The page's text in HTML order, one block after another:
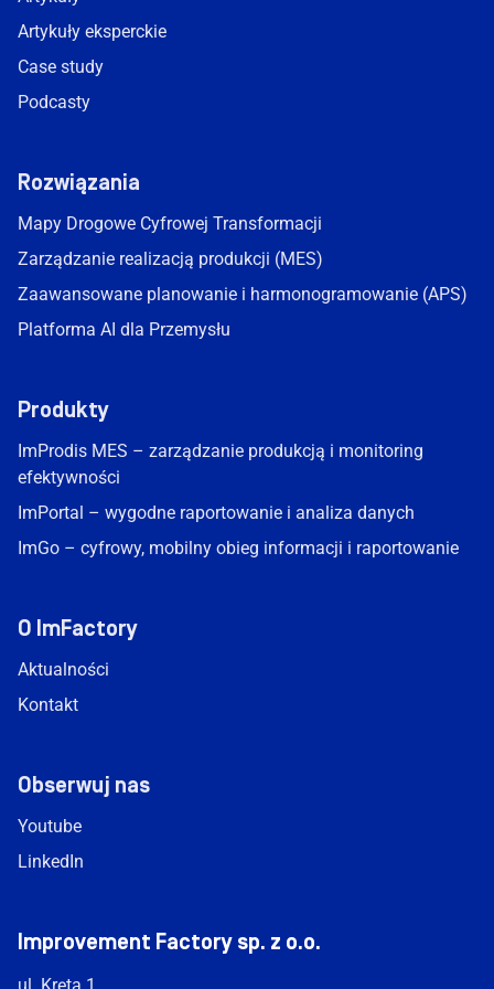
Artykuły eksperckie
Case study
Podcasty
Rozwiązania
Mapy Drogowe Cyfrowej Transformacji
Zarządzanie realizacją produkcji (MES)
Zaawansowane planowanie i harmonogramowanie (APS)
Platforma AI dla Przemysłu
Produkty
ImProdis MES – zarządzanie produkcją i monitoring
efektywności
ImPortal – wygodne raportowanie i analiza danych
ImGo – cyfrowy, mobilny obieg informacji i raportowanie
O ImFactory
Aktualności
Kontakt
Obserwuj nas
Youtube
LinkedIn
Improvement Factory sp. z o.o.